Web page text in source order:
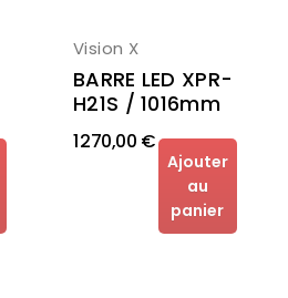
Vision X
BARRE LED XPR-
H21S / 1016mm
1 270,00 €
Ajouter
au
panier